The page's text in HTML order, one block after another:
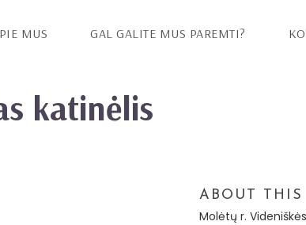
MUS GAL GALITE MUS PAREMTI?
katinėlis
ABOUT THIS
Molėtų r.